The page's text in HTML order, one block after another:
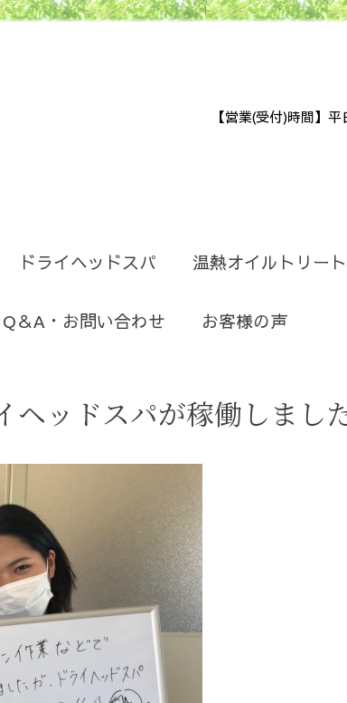
【営業(受付)時間】
ドライヘッドスパ 温熱オイルトリー
Q＆A・お問い合わせ お客様の声
ヘッドスパが稼働しまし